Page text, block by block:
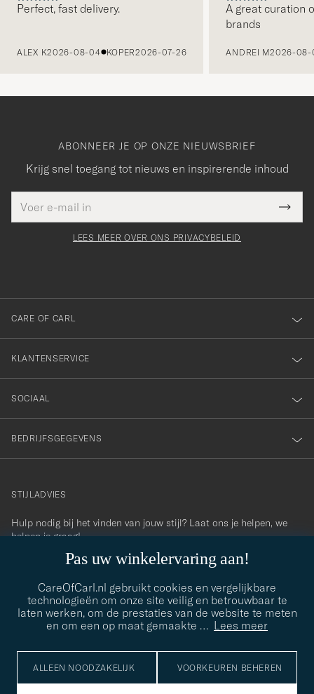
Perfect, fast delivery.
ALEX K2026-08-04 KOPER2026-07-26
A great curation
brands
ANDREI M2026-08-
Pas uw winkelervaring aan!
CareOfCarl.nl gebruikt cookies en vergelijkbare
technologieën om onze site veilig en betrouwbaar te
laten werken, om de prestaties van de website te meten
en om een op maat gemaakte … Lees meer
ALLEEN NOODZAKELIJK VOORKEUREN BEHEREN
ABONNEER JE OP ONZE NIEUWSBRIEF
Krijg snel toegang tot nieuws en inspirerende inhoud
mailadres
veldBedankt
voor
onze
nieuwsbrief!
LEES MEER OVER ONS PRIVACYBELEID
CARE OF CARL
KLANTENSERVICE
SOCIAAL
BEDRIJFSGEGEVENS
contact@careofcarl.com
STIJLADVIES
Hulp nodig bij het vinden van jouw stijl? Laat ons je helpen, we
helpen je graag!
STIJLADVIES
© Care of Carl 2026